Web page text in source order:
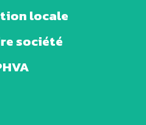
locale
société